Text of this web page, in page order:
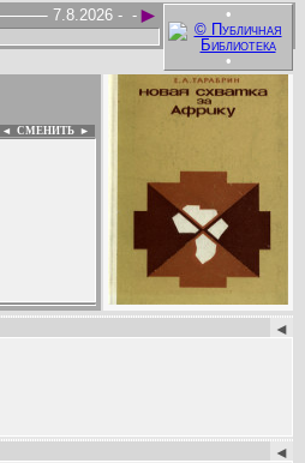
•
•
►
-
7.8.2026 -
◄ СМЕНИТЬ ►
:
◄
◄